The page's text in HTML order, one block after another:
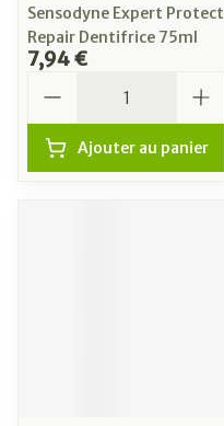
Sensodyne Expert Protect
Repair Dentifrice 75ml
7,94 €
Ajouter au panier